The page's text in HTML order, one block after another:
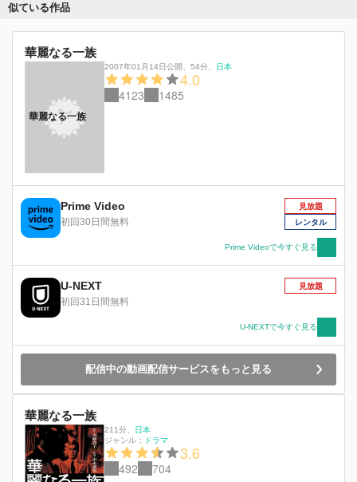
似ている作品
華麗なる一族
華麗なる一族
2007年01月14日公開 54分 日本
4.0
4123 1485
Prime Video
初回30日間無料
見放題
レンタル
Prime Videoで今すぐ見る
U-NEXT
初回31日間無料
見放題
U-NEXTで今すぐ見る
配信中の動画配信サービスをもっと見る
華麗なる一族
211分
日本
ジャンル：
ドラマ
3.6
492 704